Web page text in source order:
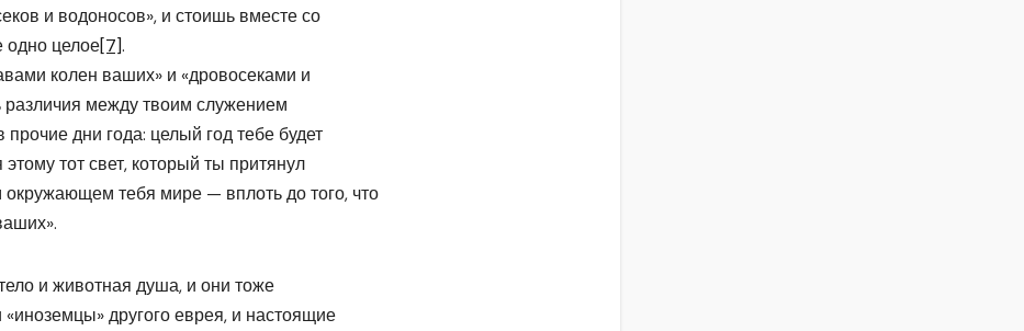
и водоносов», и стоишь вместе со
одно целое[7].
колен ваших» и «дровосеками и
различия между твоим служением
дни года: целый год тебе будет
тот свет, который ты притянул
тебя мире — вплоть до того, что
и животная душа, и они тоже
другого еврея, и настоящие